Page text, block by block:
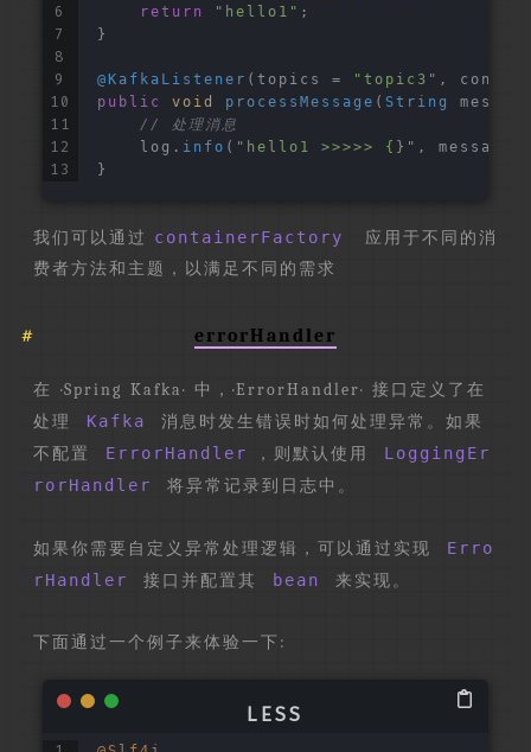
return
"hello1" ;
}
@KafkaListener (topics = "topic3" ,
public
void processMessage ( String
// 处理消息
log. info ( "hello1 >>>>> {}" ,
}
我们可以通过 containerFactory
应用于不同的消
费者方法和主题，以满足不同的需求
errorHandler
在 ·Spring Kafka· 中，·ErrorHandler· 接口定义了在
处理
Kafka
消息时发生错误时如何处理异常。如果
不配置
ErrorHandler ，则默认使用
LoggingEr
rorHandler
将异常记录到日志中。
如果你需要自定义异常处理逻辑，可以通过实现
Erro
rHandler
接口并配置其 bean 来实现。
下面通过一个例子来体验一下: